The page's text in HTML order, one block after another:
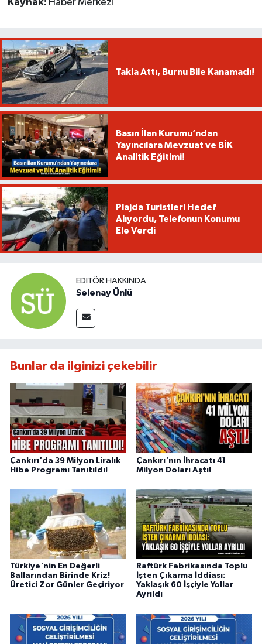
Kaynak: Haber Merkezi
Takla Attı, Burnu Bile Kanamadı!
Basın İlan Kurumu’ndan
Yayıncılara Mevzuat ve BİK
Analitik Eğitimi!
Plajda Turistleri Hedef
Alıyordu, Telefonun Konumu
Ele Verdi
EDITÖR HAKKINDA
Selenay Ünlü
Bunlar da ilginizi çekebilir
Çankırı'da 39 Milyon Liralık
Hibe Programı Tanıtıldı!
Çankırı'nın İhracatı 41
Milyon Doları Aştı!
Türkiye'nin En Değerli
Ballarından Birinde Kriz!
Üretici Zor Günler Geçiriyor
Raftürk Fabrikasında Toplu
İşten Çıkarma İddiası:
Yaklaşık 60 İşçiyle Yollar
Ayrıldı